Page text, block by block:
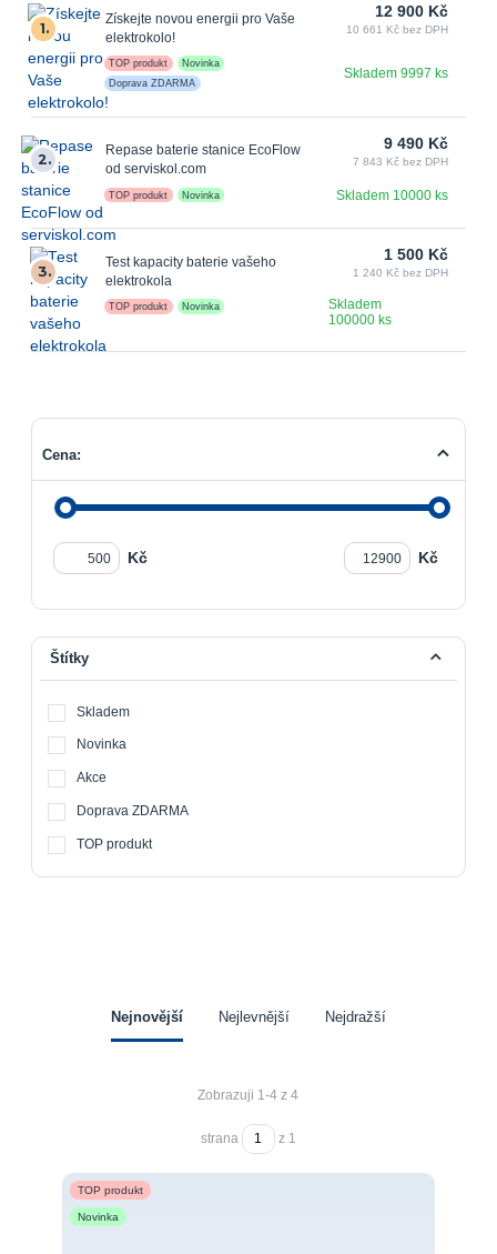
1.
Získejte novou energii pro Vaše
elektrokolo!
Skladem 9997 ks
TOP produkt
Novinka
Doprava ZDARMA
12 900 Kč
10 661 Kč bez DPH
2.
Repase baterie stanice EcoFlow
od serviskol.com
Skladem 10000 ks
TOP produkt Novinka
9 490 Kč
7 843 Kč bez DPH
3.
Test kapacity baterie vašeho
elektrokola
Skladem
100000 ks
TOP produkt Novinka
1 500 Kč
1 240 Kč bez DPH
Cena:
Kč Kč
Štítky
Skladem
Novinka
Akce
Doprava ZDARMA
TOP produkt
Nejnovější Nejlevnější Nejdražší
Zobrazuji 1-4 z 4
strana z 1
TOP produkt
Novinka